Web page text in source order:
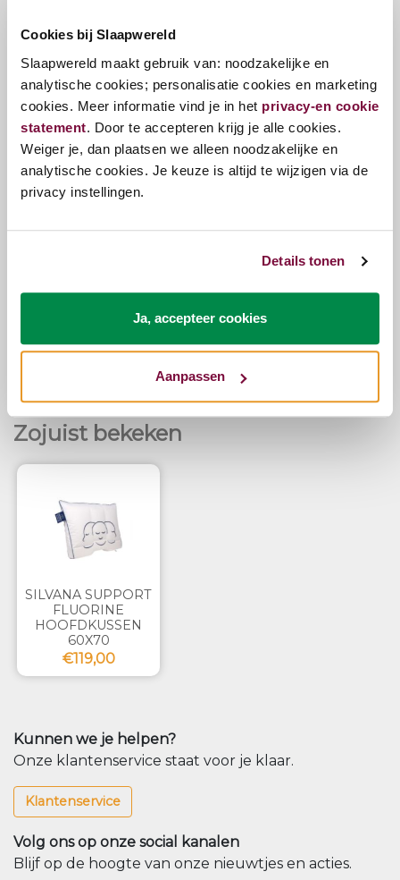
Cookies bij Slaapwereld
Slaapwereld maakt gebruik van: noodzakelijke en
analytische cookies; personalisatie cookies en marketing
cookies. Meer informatie vind je in het privacy-en cookie
statement. Door te accepteren krijg je alle cookies.
Weiger je, dan plaatsen we alleen noodzakelijke en
analytische cookies. Je keuze is altijd te wijzigen via de
privacy instellingen.
Details tonen
Ja, accepteer cookies
Aanpassen
De neksteun van de Silvana Support Fluorine
hoogwaardige latex is soepeler en beter
ventilerend dan gewone latex. De nekinkeping
volgt het hoofd en de nek soepel waardoor de
nekwervels altijd ontspannen liggen.
De Silvana Support Fluorine is wasbaar op 60
graden celcius, verwijder wel voor het wassen eerst
Vragen?
E-mail
Zojuist bekeken
SILVANA SUPPORT
FLUORINE
HOOFDKUSSEN
60X70
€119,00
Kunnen we je helpen?
Onze klantenservice staat voor je klaar.
Klantenservice
Volg ons op onze social kanalen
Blijf op de hoogte van onze nieuwtjes en acties.